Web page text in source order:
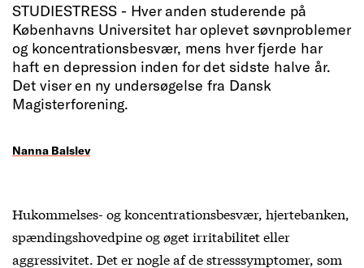
STUDIESTRESS - Hver anden studerende på
Københavns Universitet har oplevet søvnproblemer
og koncentrationsbesvær, mens hver fjerde har
haft en depression inden for det sidste halve år.
Det viser en ny undersøgelse fra Dansk
Magisterforening.
Nanna Balslev
Hukommelses- og koncentrationsbesvær, hjertebanken,
spændingshovedpine og øget irritabilitet eller
aggressivitet. Det er nogle af de stresssymptomer, som